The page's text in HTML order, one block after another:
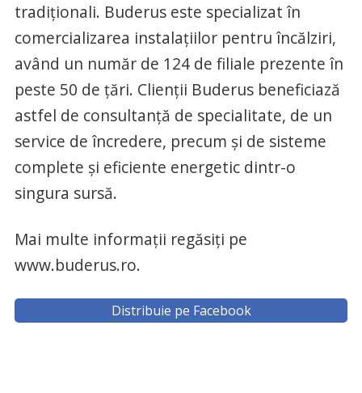
tradiţionali. Buderus este specializat în
comercializarea instalaţiilor pentru încălziri,
având un număr de 124 de filiale prezente în
peste 50 de ţări. Clienţii Buderus beneficiază
astfel de consultanţă de specialitate, de un
service de încredere, precum şi de sisteme
complete şi eficiente energetic dintr-o
singura sursă.
Mai multe informaţii regăsiţi pe
www.buderus.ro.
Distribuie pe Facebook